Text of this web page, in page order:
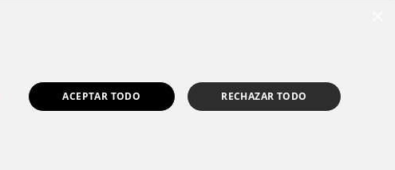
ACEPTAR TODO RECHAZAR TODO